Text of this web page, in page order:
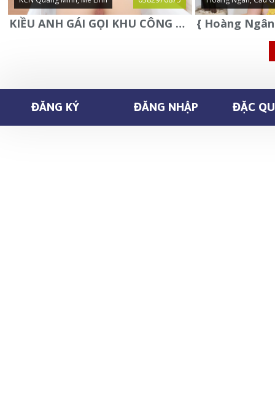
KIỀU ANH GÁI GỌI KHU CÔNG NGHIỆP QUANG MINH - MÊ LINH
ĐĂNG KÝ ĐĂNG NHẬP ĐẶC